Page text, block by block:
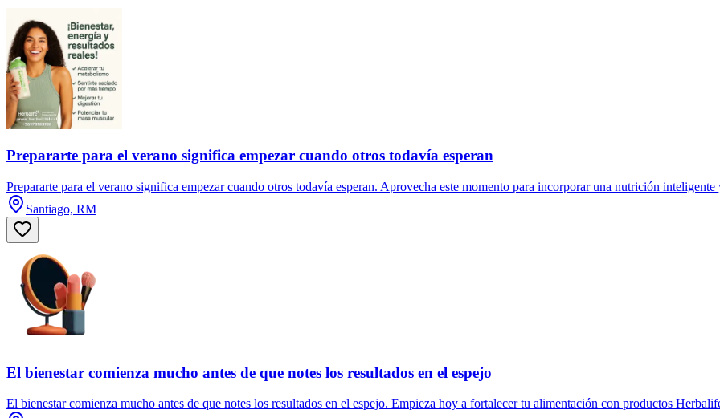
Prepararte para el verano significa empezar cuando otros todavía esperan
Prepararte para el verano significa empezar cuando otros todavía esperan. Aprovecha este momento para incorporar una nutrición inteligente
Santiago, RM
El bienestar comienza mucho antes de que notes los resultados en el espejo
El bienestar comienza mucho antes de que notes los resultados en el espejo. Empieza hoy a fortalecer tu alimentación con productos